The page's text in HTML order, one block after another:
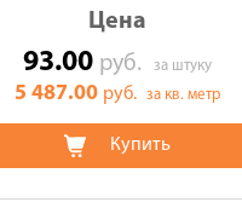
Цена
93.00 руб.за штуку
5 487.00 руб.за кв. метр
Купить